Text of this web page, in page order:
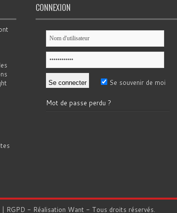
CONNEXION
Se souvenir de moi
Mot de passe perdu ?
| RGPD - Réalisation Want - Tous droits réservés.